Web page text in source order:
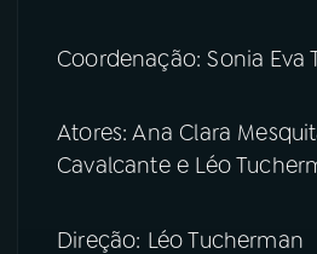
Coordenação: Sonia Eva
Atores: Ana Clara
Cavalcante e Léo
Direção: Léo Tucherman